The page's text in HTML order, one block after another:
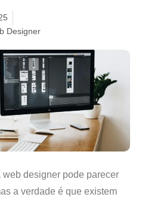
Designer
designer pode parecer
a verdade é que existem